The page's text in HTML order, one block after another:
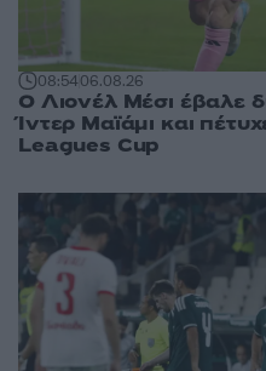
08:5406.08.26
Ο Λιονέλ Μέσι έβαλε
Ίντερ Μαϊάμι και
Leagues Cup